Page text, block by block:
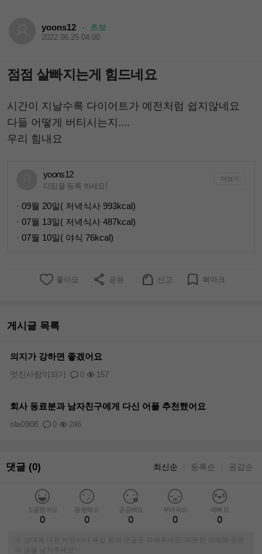
yoons12 · 초보
2022.06.25 04:00
점점 살빠지는게 힘드네요
시간이 지날수록 다이어트가 예전처럼 쉽지않네요
다들 어떻게 버티시는지....
우리 힘내요
yoons12
다짐을 등록 하세요!
더보기
· 09월 20일( 저녁식사 993kcal)
· 07월 13일( 저녁식사 487kcal)
· 07월 10일( 야식 76kcal)
좋아요 공유 신고 북마크
게시글 목록
의지가 강하면 좋겠어요
0 157
멋진사람이되기
회사 동료분과 남자친구에게 다신 어플 추천했어요
0 246
ola0908
댓글 (0) 최신순 등록순 공감순
도움됐어요
0
응원해요
0
궁금해요
0
부러워요
0
예뻐요
0
※ 상대에 대한 비방이나 욕설 등의 댓글은 피해주세요! 따뜻한 격려와 응원
의 글을 남겨주세요~